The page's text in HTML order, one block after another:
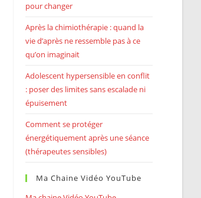
pour changer
Après la chimiothérapie : quand la
vie d’après ne ressemble pas à ce
qu’on imaginait
Adolescent hypersensible en conflit
: poser des limites sans escalade ni
épuisement
Comment se protéger
énergétiquement après une séance
(thérapeutes sensibles)
Ma Chaine Vidéo YouTube